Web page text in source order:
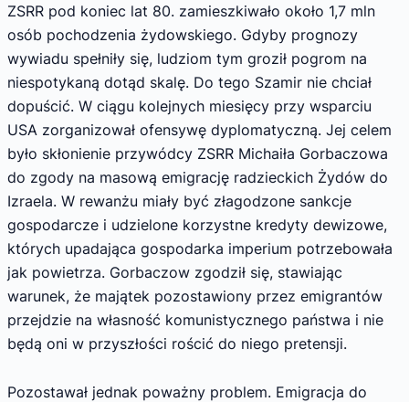
ZSRR pod koniec lat 80. zamieszkiwało około 1,7 mln
osób pochodzenia żydowskiego. Gdyby prognozy
wywiadu spełniły się, ludziom tym groził pogrom na
niespotykaną dotąd skalę. Do tego Szamir nie chciał
dopuścić. W ciągu kolejnych miesięcy przy wsparciu
USA zorganizował ofensywę dyplomatyczną. Jej celem
było skłonienie przywódcy ZSRR Michaiła Gorbaczowa
do zgody na masową emigrację radzieckich Żydów do
Izraela. W rewanżu miały być złagodzone sankcje
gospodarcze i udzielone korzystne kredyty dewizowe,
których upadająca gospodarka imperium potrzebowała
jak powietrza. Gorbaczow zgodził się, stawiając
warunek, że majątek pozostawiony przez emigrantów
przejdzie na własność komunistycznego państwa i nie
będą oni w przyszłości rościć do niego pretensji.
Pozostawał jednak poważny problem. Emigracja do